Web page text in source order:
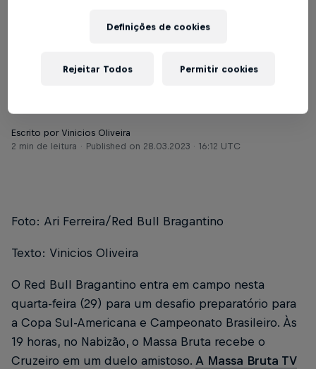
Red Bull Bragantino
amistoso no Nabizão
Escrito por Vinicios Oliveira
2 min de leitura
Published on 28.03.2023 · 16:12 UTC
Foto: Ari Ferreira/Red Bull Bragantino
Texto: Vinicios Oliveira
O Red Bull Bragantino entra em campo nesta
quarta-feira (29) para um desafio preparatório para
a Copa Sul-Americana e Campeonato Brasileiro. Às
19 horas, no Nabizão, o Massa Bruta recebe o
Cruzeiro em um duelo amistoso. A Massa Bruta TV
Definições de cookies
Rejeitar Todos Permitir cookies